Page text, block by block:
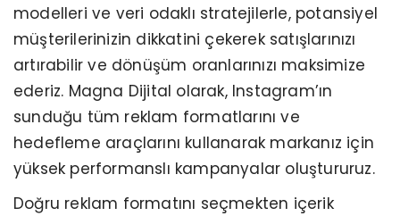
modelleri ve veri odaklı stratejilerle, potansiyel
müşterilerinizin dikkatini çekerek satışlarınızı
artırabilir ve dönüşüm oranlarınızı maksimize
ederiz. Magna Dijital olarak, Instagram’ın
sunduğu tüm reklam formatlarını ve
hedefleme araçlarını kullanarak markanız için
yüksek performanslı kampanyalar oluştururuz.
Doğru reklam formatını seçmekten içerik